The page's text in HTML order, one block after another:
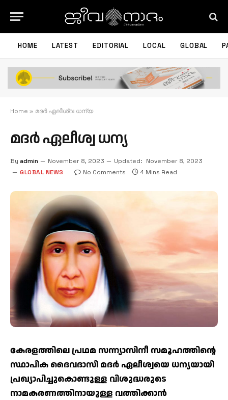
HOME LATEST EDITORIAL LOCAL GLOBAL
Home » മദര്‍ ഏലീശ്വ ധന്യ
മദര്‍ ഏലീശ്വ ധന്യ
By admin November 8, 2023 Updated: November 8, 2023
GLOBAL NEWS
No Comments 4 Mins Read
കേരളത്തിലെ പ്രഥമ സന്ന്യാസിനീ സമൂഹത്തിന്റെ
സ്ഥാപിക ദൈവദാസി മദര്‍ ഏലീശ്വയെ ധന്യയായി
പ്രഖ്യാപിച്ചുകൊണ്ടുള്ള വിശുദ്ധരുടെ
നാമകരണത്തിനായുള്ള വത്തിക്കാന്‍